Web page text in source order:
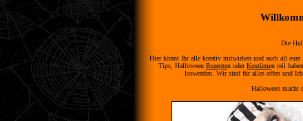
Die
Hier könnt Ihr alle kreativ mitwirken und auch all eure
Tips, Halloween Rezepten oderKostümen teil
loswerden. Wir sind für alles offen und
Halloween macht